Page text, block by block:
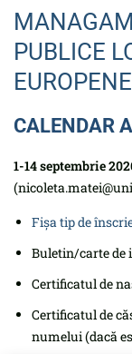
PUBLICE
EUROPENE
CALENDAR
1-14 septembrie
Fișa tip de
Buletin/carte de
Certificatul de
Certificatul de
numelui (dacă